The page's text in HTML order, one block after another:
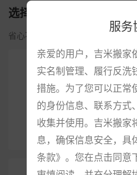
选择我们的理由
省心不贵·安全便捷·专业服务
专属顾问
打造一对一专属搬家顾
问，快速响应
服务
亲爱的用户，吉米搬家
实名制管理、履行反洗
措施。为了您可以正常
的身份信息、联系方式
收集并使用。吉米搬家
息，确保信息安全，具
条款》。您在点击同意